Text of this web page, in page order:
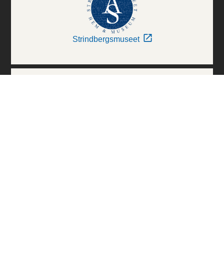
Strindbergsmuseet